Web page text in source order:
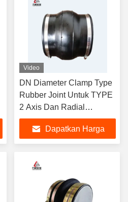
Video
DN Diameter Clamp Type
Rubber Joint Untuk TYPE
2 Axis Dan Radial
Displacement
Dapatkan Harga